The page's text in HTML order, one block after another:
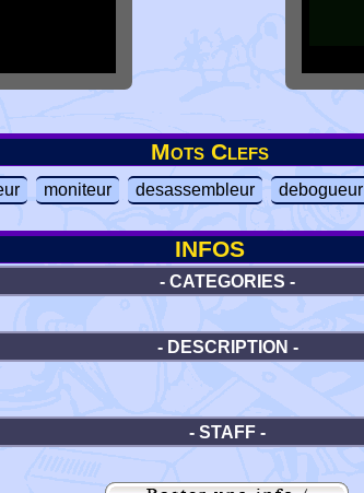
Mots Clefs
moniteur desassembleur debogueur
INFOS
- CATEGORIES -
- DESCRIPTION -
- STAFF -